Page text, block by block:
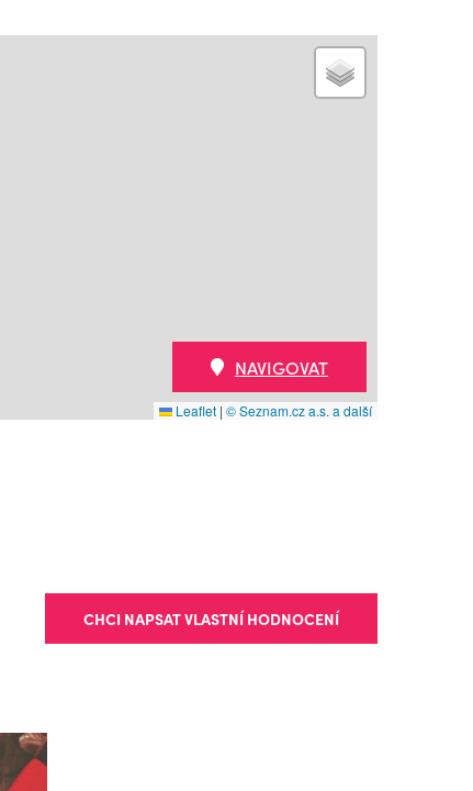
Leaflet | © Seznam.cz a.s. a další
NAVIGOVAT
CHCI NAPSAT VLASTNÍ HODNOCENÍ